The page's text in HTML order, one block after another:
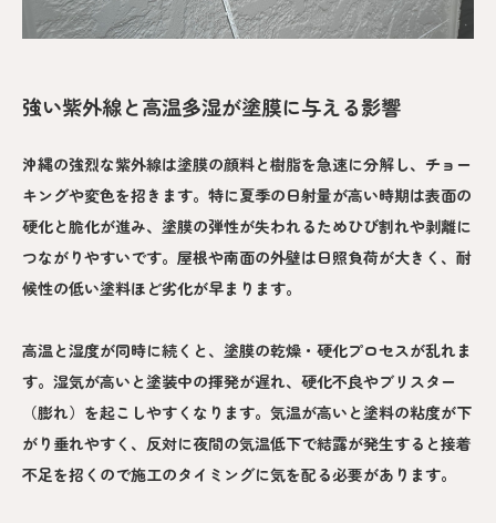
強い紫外線と高温多湿が塗膜に与える影響
沖縄の強烈な紫外線は塗膜の顔料と樹脂を急速に分解し、チョー
キングや変色を招きます。特に夏季の日射量が高い時期は表面の
硬化と脆化が進み、塗膜の弾性が失われるためひび割れや剥離に
つながりやすいです。屋根や南面の外壁は日照負荷が大きく、耐
候性の低い塗料ほど劣化が早まります。
高温と湿度が同時に続くと、塗膜の乾燥・硬化プロセスが乱れま
す。湿気が高いと塗装中の揮発が遅れ、硬化不良やブリスター
（膨れ）を起こしやすくなります。気温が高いと塗料の粘度が下
がり垂れやすく、反対に夜間の気温低下で結露が発生すると接着
不足を招くので施工のタイミングに気を配る必要があります。